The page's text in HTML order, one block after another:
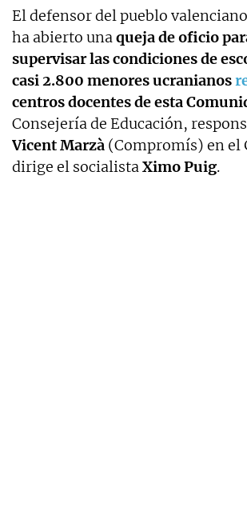
El defensor del pueblo
ha abierto unaqueja de oficio
supervisar las condiciones de
casi 2.800 menores ucranianos
centros docentes de esta
Consejería de Educación,
Vicent Marzà (Compromís) en el
dirige el socialistaXimo Puig.